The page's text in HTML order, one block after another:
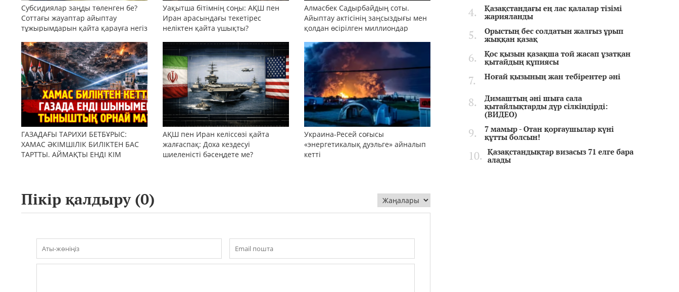
Субсидиялар заңды төленген бе?
Соттағы жауаптар айыптау
тұжырымдарын қайта қарауға негіз
Уақытша бітімнің соңы: АҚШ пен
Иран арасындағы текетірес
неліктен қайта ушықты?
Алмасбек Садырбайдың соты.
Айыптау актісінің заңсыздығы мен
қолдан өсірілген миллиондар
ГАЗАДАҒЫ ТАРИХИ БЕТБҰРЫС:
ХАМАС ӘКІМШІЛІК БИЛІКТЕН БАС
ТАРТТЫ. АЙМАҚТЫ ЕНДІ КІМ
АҚШ пен Иран келіссөзі қайта
жалғаспақ: Доха кездесуі
шиеленісті бәсеңдете ме?
Украина-Ресей соғысы
«энергетикалық дуэльге» айналып
кетті
Пікір қалдыру (0)
Қазақстандағы ең лас қалалар тізімі
жарияланды
Орыстың бес солдатын жалғыз ұрып
жыққан қазақ
Қос қызын қазақша той жасап ұзатқан
қытайдың құпиясы
Ноғай қызының жан тебірентер әні
Димаштың әні шыға сала
қытайлықтарды дүр сілкіндірді:
(ВИДЕО)
7 мамыр - Отан қорғаушылар күні
құтты болсын!
Қазақстандықтар визасыз 71 елге бара
алады